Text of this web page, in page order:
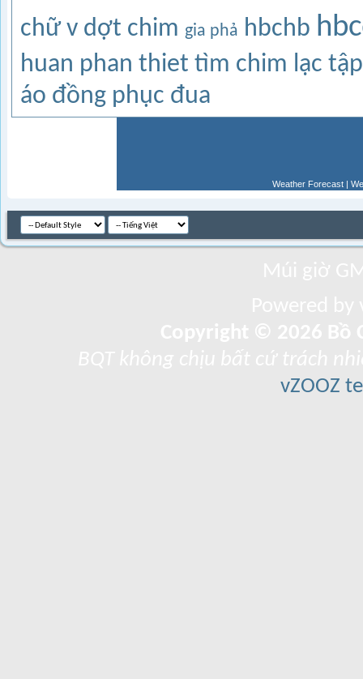
chữ v dợt chim gia phả hbchb
huan phan thiet tìm chim lạc
áo đồng phục đua
Weather Forecast |
vZOOZ